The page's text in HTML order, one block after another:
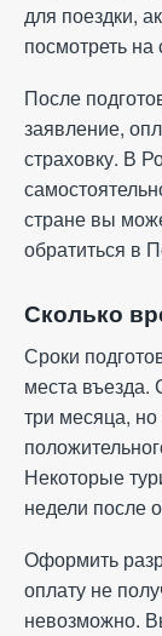
для поездки,
посмотреть на
После
заявление,
страховку. В
стране вы
обратиться в
Сколько
Сроки
места въезда.
три месяца,
Некоторые
недели после
Оформить
оплату не
невозможно.